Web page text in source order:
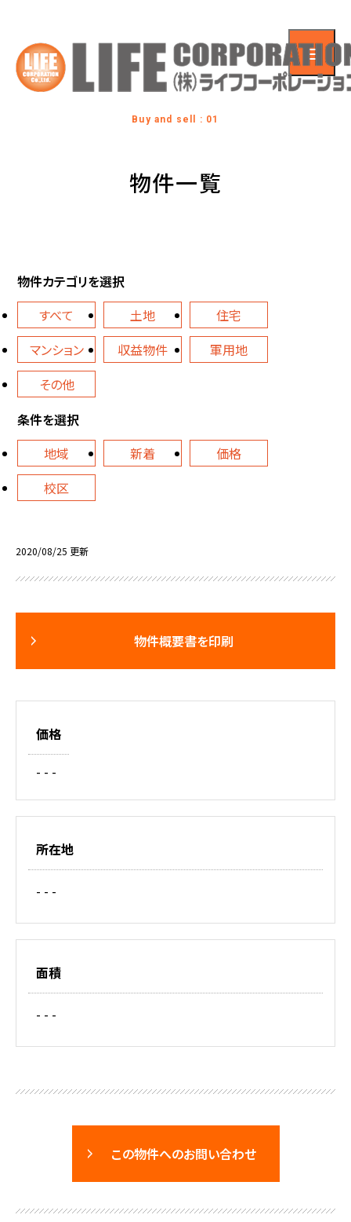
Buy and sell : 01
物件一覧
物件カテゴリを選択
すべて
土地
住宅
マンション
収益物件
軍用地
その他
条件を選択
地域
新着
価格
校区
2020/08/25 更新
物件概要書を印刷
価格
- - -
所在地
- - -
面積
- - -
この物件へのお問い合わせ